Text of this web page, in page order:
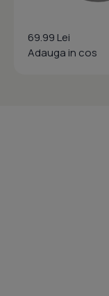
69.99 Lei
Adauga in cos